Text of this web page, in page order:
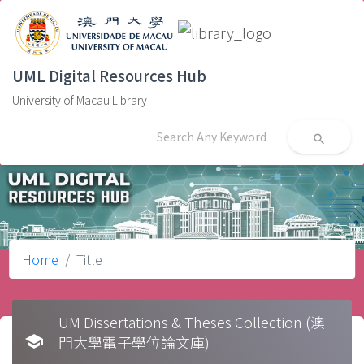
UML Digital Resources Hub
University of Macau Library
search
Home Title
school
UM Dissertations & Theses Collection (澳
門大學電子學位論文庫)